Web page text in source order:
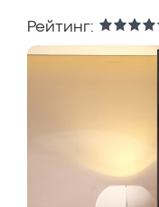
Рейтинг: